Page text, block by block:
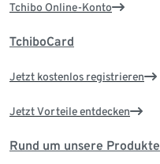
Tchibo Online-Konto
TchiboCard
Jetzt kostenlos registrieren
Jetzt Vorteile entdecken
Rund um unsere Produkte